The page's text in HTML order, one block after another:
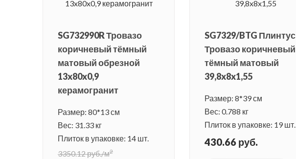
SG732990R Тровазо
коричневый тёмный
матовый обрезной
13x80x0,9
керамогранит
Размер: 80*13 см
Вес: 31.33 кг
Плиток в упаковке: 14 шт.
3350.12 руб./м2
SG7329/BTG Плинтус
Тровазо коричневый
тёмный матовый
39,8x8x1,55
Размер: 8*39 см
Вес: 0.788 кг
Плиток в упаковке: 19 шт.
430.66 руб.